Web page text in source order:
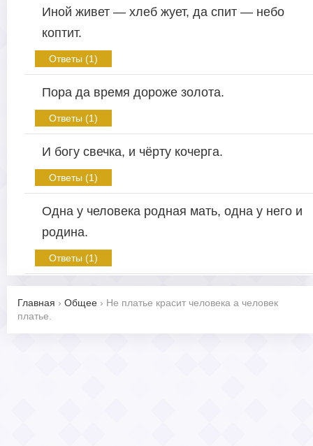
Иной живет — хлеб жует, да спит — небо
коптит.
Ответы (1)
Пора да время дороже золота.
Ответы (1)
И богу свечка, и чёрту кочерга.
Ответы (1)
Одна у человека родная мать, одна у него и
родина.
Ответы (1)
Главная › Общее › Не платье красит человека а человек
платье.